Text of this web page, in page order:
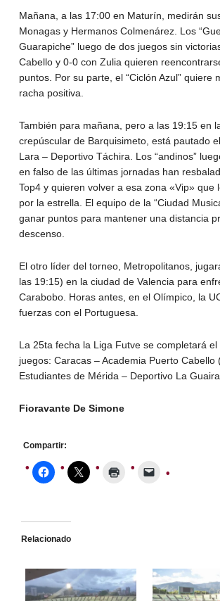
Mañana, a las 17:00 en Maturín, medirán
Monagas y Hermanos Colmenárez. Los
Guarapiche” luego de dos juegos sin
Cabello y 0-0 con Zulia quieren
puntos. Por su parte, el “Ciclón Azul” quiere
racha positiva.
También para mañana, pero a las 19:15 en
crepúscular de Barquisimeto, está pautado
Lara – Deportivo Táchira. Los “andinos”
en falso de las últimas jornadas han
Top4 y quieren volver a esa zona «Vip» que
por la estrella. El equipo de la “Ciudad
ganar puntos para mantener una distancia
descenso.
El otro líder del torneo, Metropolitanos,
las 19:15) en la ciudad de Valencia para
Carabobo. Horas antes, en el Olímpico, la
fuerzas con el Portuguesa.
La 25ta fecha la Liga Futve se completará
juegos: Caracas – Academia Puerto Cabello
Estudiantes de Mérida – Deportivo La
Fioravante De Simone
Compartir:
Relacionado